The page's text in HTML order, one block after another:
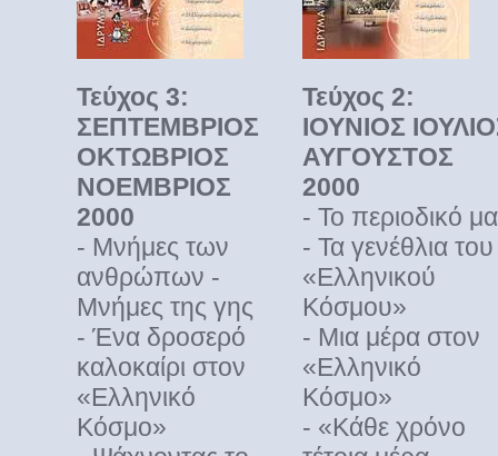
Τεύχος 3:
ΣΕΠΤΕΜΒΡΙΟΣ
ΟΚΤΩΒΡΙΟΣ
ΝΟΕΜΒΡΙΟΣ
2000
- Μνήμες των
ανθρώπων -
Μνήμες της γης
- Ένα δροσερό
καλοκαίρι στον
«Eλληνικό
Kόσμο»
Τεύχος 2:
ΙΟΥΝΙΟΣ
ΑΥΓΟΥΣΤΟΣ
2000
- Το περιοδικό
- Τα γενέθλια του
«Eλληνικού
Kόσμου»
- Μια μέρα στον
«Eλληνικό
Kόσμο»
- «Kάθε χρόνο